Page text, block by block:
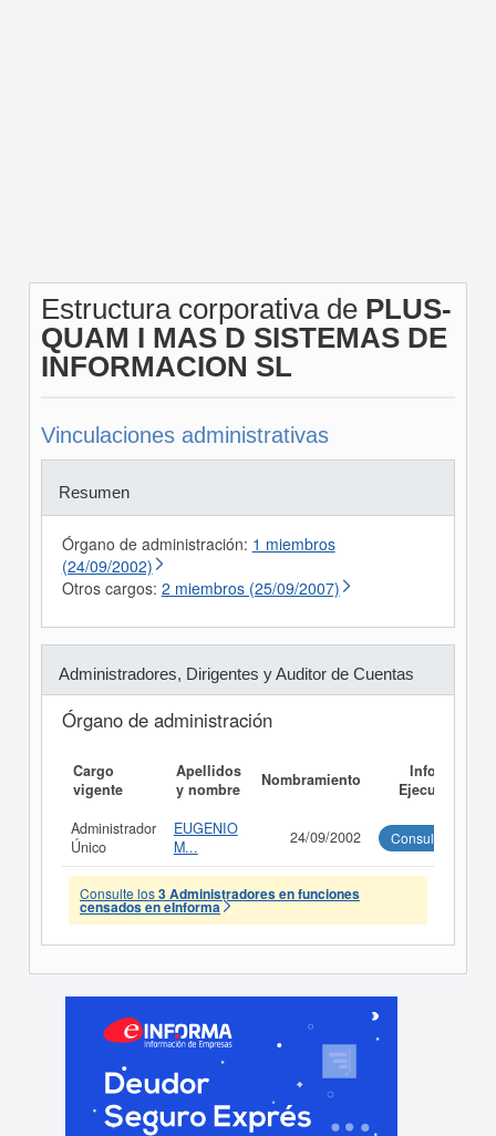
Estructura corporativa de PLUS-
QUAM I MAS D SISTEMAS DE
INFORMACION SL
Vinculaciones administrativas
Resumen
Órgano de administración: 1 miembros
(24/09/2002)
Otros cargos: 2 miembros (25/09/2007)
Administradores, Dirigentes y Auditor de Cuentas
Órgano de administración
Cargo
vigente
Apellidos
y nombre
Nombramiento
Informe
Ejecutivo
Administrador
Único
EUGENIO
M...
24/09/2002 Consultar
Consulte los3 Administradores en funciones
censados en eInforma